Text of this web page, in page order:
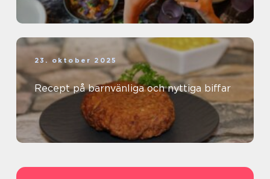
23. oktober 2025
Recept på barnvänliga och nyttiga biffar